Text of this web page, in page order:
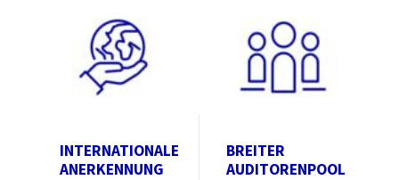
INTERNATIONALE
ANERKENNUNG
BREITER
AUDITORENPOOL